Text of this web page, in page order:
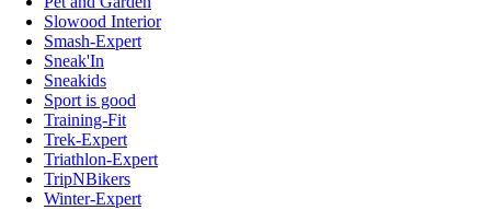
Slowood Interior
Smash-Expert
Sneak'In
Sneakids
Sport is good
Training-Fit
Trek-Expert
Triathlon-Expert
TripNBikers
Winter-Expert